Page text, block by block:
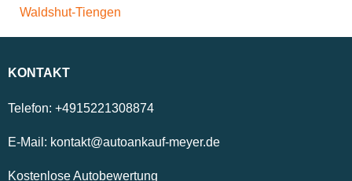
Waldshut-Tiengen
KONTAKT
Telefon: +4915221308874
E-Mail: kontakt@autoankauf-meyer.de
Kostenlose Autobewertung